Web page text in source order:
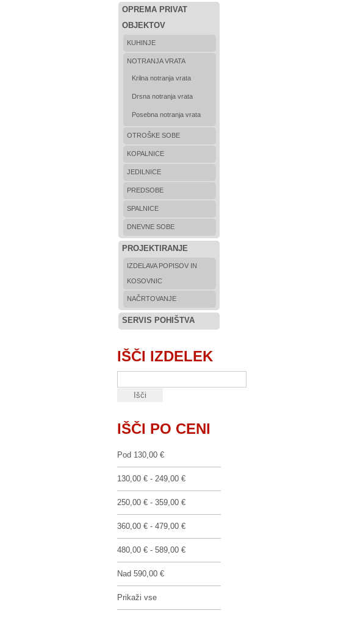
OPREMA PRIVAT
OBJEKTOV
KUHINJE
NOTRANJA VRATA
Krilna notranja vrata
Drsna notranja vrata
Posebna notranja vrata
OTROŠKE SOBE
KOPALNICE
JEDILNICE
PREDSOBE
SPALNICE
DNEVNE SOBE
PROJEKTIRANJE
IZDELAVA POPISOV IN
KOSOVNIC
NAČRTOVANJE
SERVIS POHIŠTVA
IŠČI IZDELEK
IŠČI PO CENI
Pod 130,00 €
130,00 € - 249,00 €
250,00 € - 359,00 €
360,00 € - 479,00 €
480,00 € - 589,00 €
Nad 590,00 €
Prikaži vse